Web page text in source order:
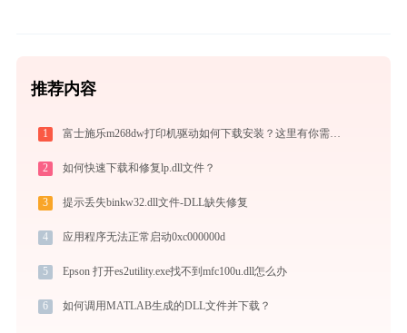
推荐内容
1 富士施乐m268dw打印机驱动如何下载安装？这里有你需要的所有信息
2 如何快速下载和修复lp.dll文件？
3 提示丢失binkw32.dll文件-DLL缺失修复
4 应用程序无法正常启动0xc000000d
5 Epson 打开es2utility.exe找不到mfc100u.dll怎么办
6 如何调用MATLAB生成的DLL文件并下载？